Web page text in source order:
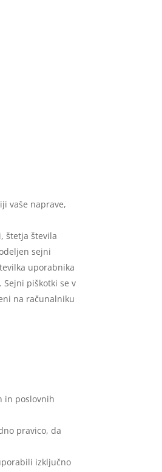
vaše naprave,
štetja števila
sejni
uporabnika
piškotki se v
na računalniku
in poslovnih
pravico, da
izključno